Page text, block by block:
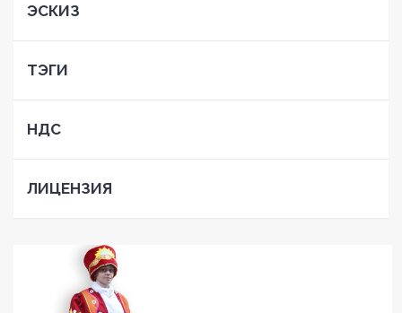
ЭСКИЗ
ТЭГИ
НДС
ЛИЦЕНЗИЯ